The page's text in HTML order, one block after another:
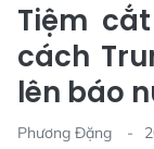
Tiệm
cách
lên báo
Phương Đặng